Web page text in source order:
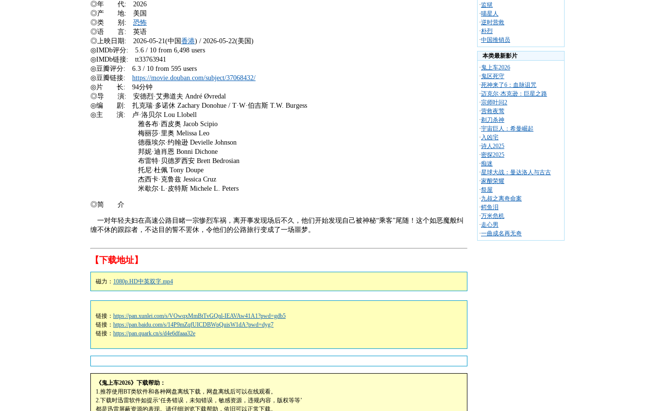
◎年 代: 2026
◎产 地: 美国
◎类 别: 恐怖
◎语 言: 英语
◎上映日期: 2026-05-21(中国 香港) / 2026-05-22(美国)
◎IMDb评分: 5.6 / 10 from 6,498 users
◎IMDb链接: tt33763941
◎豆瓣评分: 6.3 / 10 from 595 users
◎豆瓣链接: https://movie.douban.com/subject/37068432/
◎片 长: 94分钟
◎导 演: 安德烈·艾弗道夫 André Øvredal
◎编 剧: 扎克瑞·多诺休 Zachary Donohue / T·W·伯吉斯 T.W. Burgess
◎主 演: 卢·洛贝尔 Lou Llobell
雅各布·西皮奥 Jacob Scipio
梅丽莎·里奥 Melissa Leo
德薇埃尔·约翰逊 Devielle Johnson
邦妮·迪肖恩 Bonni Dichone
布雷特·贝德罗西安 Brett Bedrosian
托尼·杜佩 Tony Doupe
杰西卡·克鲁兹 Jessica Cruz
米歇尔·L·皮特斯 Michele L. Peters
◎简 介
一对年轻夫妇在高速公路目睹一宗惨烈车祸，离开事发现场后不久，他们开始发现自己被神秘“乘客”尾随！这个如恶魔般纠
缠不休的跟踪者，不达目的誓不罢休，令他们的公路旅行变成了一场噩梦。
【下载地址】
磁力： 1080p.HD中英双字.mp4
链接： https://pan.xunlei.com/s/VOwqxMmBtTvGQnl-IEAVAw41A1?pwd=gdb5
链接： https://pan.baidu.com/s/14P9mZqfUICDBWpQuisW1dA?pwd=dyg7
链接： https://pan.quark.cn/s/d4e6dfaaa32e
《鬼上车2026》下载帮助：
1.推荐使用BT类软件和各种网盘离线下载，网盘离线后可以在线观看。
2.下载时迅雷软件如提示‘任务错误，未知错误，敏感资源，违规内容，版权等等’
都是迅雷屏蔽资源的表现。请仔细浏览下载帮助，依旧可以正常下载。
·监狱
·喵星人
·逆时营救
·朴烈
·中国推销员
本类最新影片
· 鬼上车2026
· 鬼区死守
·死神来了6：血脉诅咒
·迈克尔·杰克逊：巨星之路
·宗师叶问2
·营救夜莺
·剃刀杀神
·宇宙巨人：希曼崛起
· 入凶宅
·诗人2025
·密探2025
·痴迷
·星球大战：曼达洛人与古古
·家酿荣耀
·祭屋
·九叔之离奇命案
·鳄鱼泪
·万米危机
·走心男
·一曲成名再无奇